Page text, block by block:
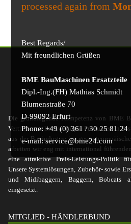
processed again from
Best Regards/
Mit freundlichen Grüßen
BME BauMaschinen Ersatzteile
Dipl.-Ing.(FH) Mathias Schmidt
Blumenstraße 70
D-99092 Erfurt
Phone: +49 (0) 361 / 30 25 81 24
e-mail: service@bme24.com
Die grundlegende Kompetenz von BME
Vertrieb von hochwertigen Produkten in
aus der Bauindustrie im
arbeiten wir eng mit international
eine attraktive Preis-Leistungs-Politik
Unsere Systemlösungen, Zubehör- sowie
und Midibaggern, Baggern, Bobcats
eingesetzt.
MITGLIED - HÄNDLERBUND